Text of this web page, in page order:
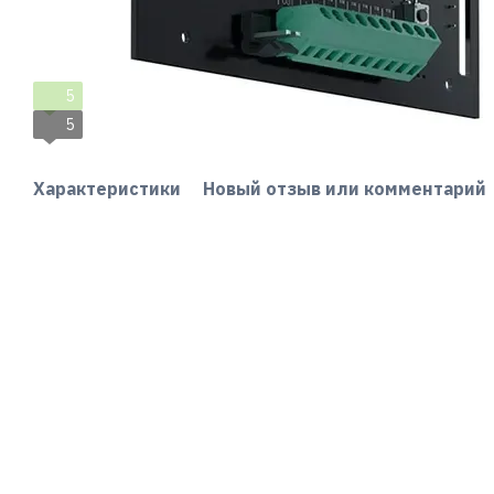
5
5
Характеристики Новый отзыв или комментарий